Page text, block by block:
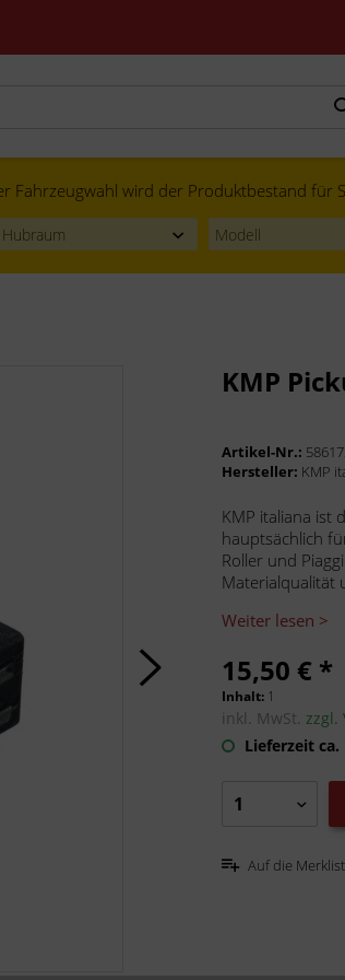
Fahrzeugwahl wird der Produktbestand für
KMP
Artikel-Nr.:
Hersteller: KMP
KMP italiana ist
hauptsächlich
Roller und
Materialqualität
Weiter lesen >
15,50 € *
Inhalt: 1
inkl. MwSt.zzgl.
Lieferzeit
Auf die